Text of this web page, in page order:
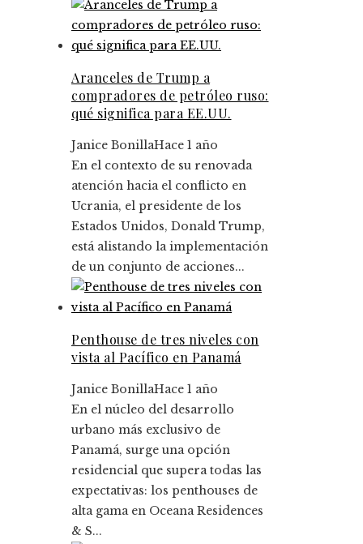
Aranceles de Trump a
compradores de petróleo ruso:
qué significa para EE.UU.
Janice BonillaHace 1 año
En el contexto de su renovada
atención hacia el conflicto en
Ucrania, el presidente de los
Estados Unidos, Donald Trump,
está alistando la implementación
de un conjunto de acciones...
Penthouse de tres niveles con
vista al Pacífico en Panamá
Janice BonillaHace 1 año
En el núcleo del desarrollo
urbano más exclusivo de
Panamá, surge una opción
residencial que supera todas las
expectativas: los penthouses de
alta gama en Oceana Residences
& S...